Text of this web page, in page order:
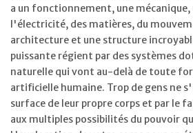
a un fonctionnement, une mécanique,
l'électricité, des matières, du
architecture et une structure
puissante régient par des systèmes
naturelle qui vont au-delà de toute
artificielle humaine. Trop de gens ne
surface de leur propre corps et par le
aux multiples possibilités du pouvoir